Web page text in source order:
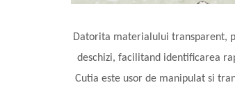
Datorita materialului transparent,
deschizi, facilitand identificarea
Cutia este usor de manipulat si